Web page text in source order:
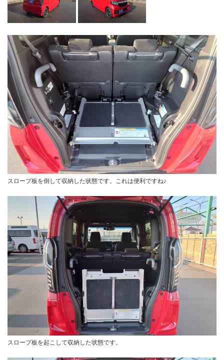
スロープ板を倒して収納した状態です。これは便利ですね♪
スロープ板を起こして収納した状態です。